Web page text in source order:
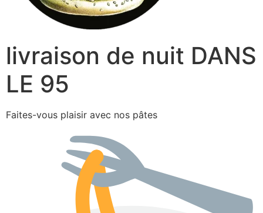
livraison de nuit DANS
LE 95
Faites-vous plaisir avec nos pâtes